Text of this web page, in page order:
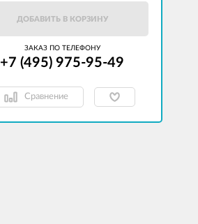
ДОБАВИТЬ В КОРЗИНУ
ЗАКАЗ ПО ТЕЛЕФОНУ
+7 (495) 975-95-49
Сравнение